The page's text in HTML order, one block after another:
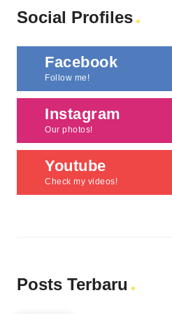
Social Profiles
Facebook
Follow me!
Instagram
Our photos!
Youtube
Check my videos!
Posts Terbaru